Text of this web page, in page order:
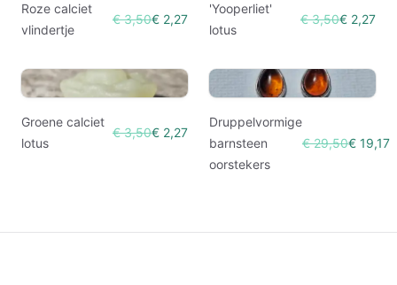
Roze calciet
vlindertje
€ 3,50€ 2,27
'Yooperliet'
lotus
€ 3,50€ 2,27
Groene calciet
lotus
€ 3,50€ 2,27
Druppelvormige
barnsteen
oorstekers
€ 29,50€ 19,17